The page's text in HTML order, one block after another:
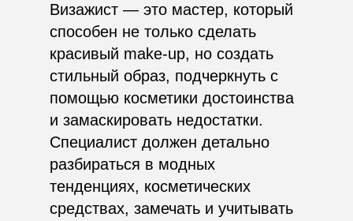
Визажист — это мастер, который
способен не только сделать
красивый make-up, но создать
стильный образ, подчеркнуть с
помощью косметики достоинства
и замаскировать недостатки.
Специалист должен детально
разбираться в модных
тенденциях, косметических
средствах, замечать и учитывать